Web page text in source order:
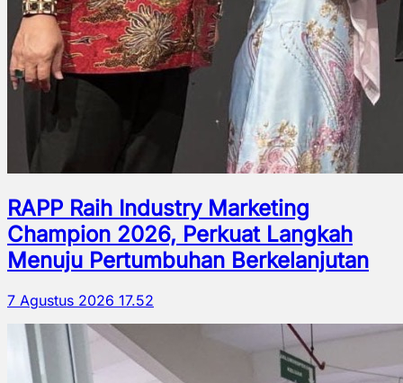
RAPP Raih Industry Marketing
Champion 2026, Perkuat Langkah
Menuju Pertumbuhan Berkelanjutan
7 Agustus 2026 17.52